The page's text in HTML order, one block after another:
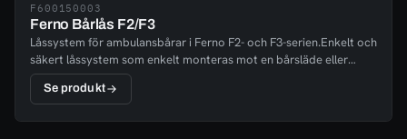
F600150003
Ferno Bårlås F2/F3
Låssystem för ambulansbårar i Ferno F2- och F3-serien.Enkelt och
säkert låssystem som enkelt monteras mot en bårsläde eller
direkt på golvet.
Se produkt